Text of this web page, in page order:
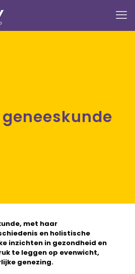
geneeskunde
met haar
en holistische
inzichten in gezondheid en
te leggen op evenwicht,
genezing.